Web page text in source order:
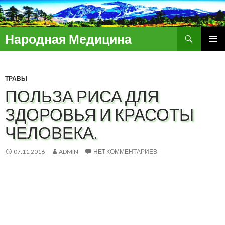
Народная Медицина
ПЕРЕЙТИ
ТРАВЫ
ПОЛЬЗА РИСА ДЛЯ
ЗДОРОВЬЯ И КРАСОТЫ
ЧЕЛОВЕКА.
07.11.2016 ADMIN НЕТ КОММЕНТАРИЕВ